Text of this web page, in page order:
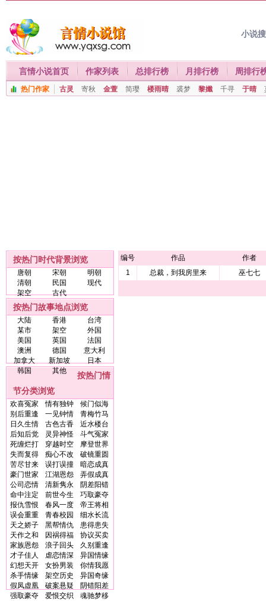
小说
言情小说首页 作家列表 总排行榜 月排行榜 周排行
热门作家 古灵 寄秋 金萱 简璎 楼雨晴 裘梦 黎孅 千寻 于晴
按热门时代背景浏览
唐朝 宋朝
明朝
清朝
民国
现代
架空
古代
按热门故事地点浏览
大陆 香港
台湾
某市
架空
外国
美国
英国
法国
澳洲
德国
意大利
加拿大
新加坡
日本
韩国
其他
按热门情
节分类浏览
欢喜冤家 情有独钟
候门似海
别后重逢
一见钟情
青梅竹马
日久生情
古色古香
近水楼台
后知后觉
灵异神怪
斗气冤家
死缠烂打
穿越时空
摩登世界
失而复得
痴心不改
破镜重圆
苦尽甘来
误打误撞
暗恋成真
豪门世家
江湖恩怨
弄假成真
公司恋情
清新隽永
阴差阳错
命中注定
前世今生
巧取豪夺
报仇雪恨
春风一度
帝王将相
误会重重
青春校园
细水长流
天之娇子
黑帮情仇
患得患失
天作之和
因祸得福
协议买卖
家族恩怨
浪子回头
久别重逢
才子佳人
虐恋情深
异国情缘
幻想天开
女扮男装
你情我愿
杀手情缘
架空历史
异国奇缘
假凤虚凰
破案悬疑
阴错阳差
强取豪夺
爱恨交织
魂驰梦移
编号 作品
作者
1
总裁，到我房里来 巫七七